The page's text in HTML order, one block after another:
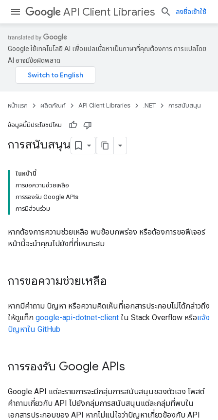
API Client Libraries ลงชื่อเข้าใช้
Google ใช้เทคโนโลยี AI เพื่อแปลเนื้อหาเป็นภาษาที่คุณต้องการ การแปลโดย
AI อาจมีข้อผิดพลาด
หน้าแรก ผลิตภัณฑ์ API Client Libraries .NET การสนับสนุน
ข้อมูลนี้มีประโยชน์ไหม
การสนับสนุน
ในหน้านี้
การขอความช่วยเหลือ
การรองรับ Google APIs
การมีส่วนร่วม
หากต้องการความช่วยเหลือ พบข้อบกพร่อง หรือต้องการขอฟีเจอร์
หน้านี้จะนําคุณไปยังที่ที่เหมาะสม
การขอความช่วยเหลือ
หากมีคำถาม ปัญหา หรือความคิดเห็นที่เอกสารประกอบไม่ได้กล่าวถึง
ให้ดูแท็ก google-api-dotnet-client ใน Stack Overflow หรือแจ้ง
ปัญหาใน GitHub
การรองรับ Google APIs
Google API แต่ละรายการจะมีกลุ่มการสนับสนุนของตัวเอง โพสต์
คำถามเกี่ยวกับ API ไปยังกลุ่มการสนับสนุนแต่ละกลุ่มที่พบใน
เอกสารประกอบของ API หากไม่แน่ใจว่าปัญหาเกี่ยวข้องกับ API